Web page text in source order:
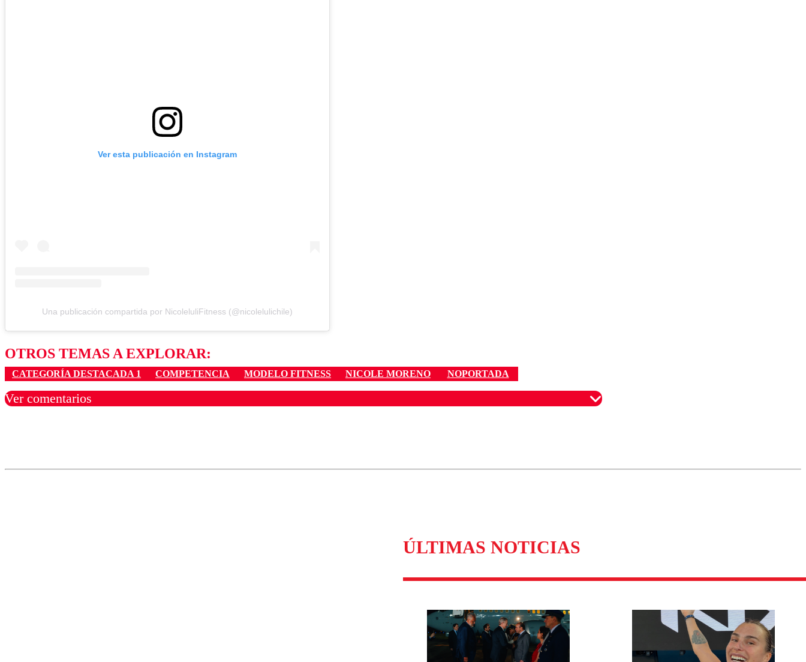
Ver esta publicación en Instagram
Una publicación compartida por NicoleluliFitness (@nicolelulichile)
OTROS TEMAS A EXPLORAR:
CATEGORÍA DESTACADA 1 COMPETENCIA MODELO FITNESS NICOLE MORENO NOPORTADA
Ver comentarios
ÚLTIMAS NOTICIAS